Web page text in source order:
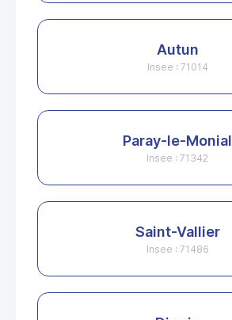
Autun
Insee : 71014
Paray-le-Monial
Insee : 71342
Saint-Vallier
Insee : 71486